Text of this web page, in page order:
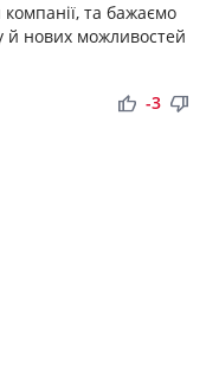
та бажаємо
й нових можливостей
thumb_up thumb_down
-3